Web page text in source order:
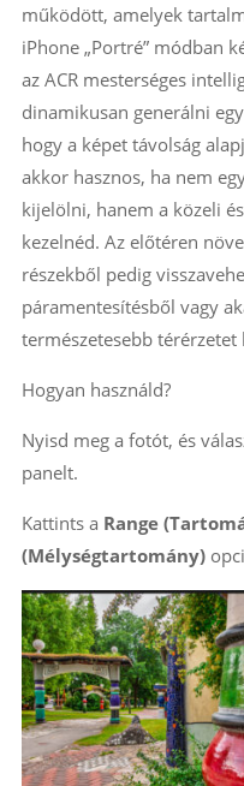
működött, amelyek
iPhone „Portré” módban
az ACR mesterséges
dinamikusan generálni
hogy a képet távolság
akkor hasznos, ha nem
kijelölni, hanem a közeli
kezelnéd. Az előtéren
részekből pedig
páramentesítésből vagy
természetesebb térérzetet
Hogyan használd?
Nyisd meg a fotót, és
panelt.
Kattints a Range
(Mélységtartomány)